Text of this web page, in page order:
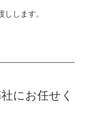
にお任せく